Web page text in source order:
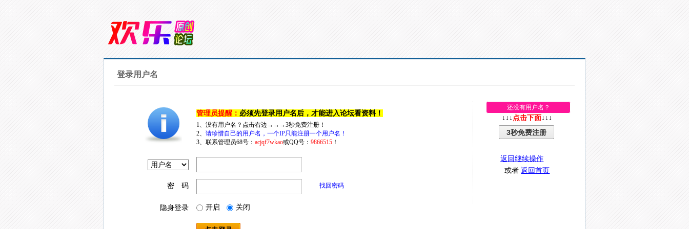
登录用户名
管理员提醒： 必须先登录用户名后，才能进入论坛看资料！
1、没有用户名？点击右边→→→3秒免费注册！
2、 请珍惜自己的用户名，一个IP只能注册一个用户名！
3、联系管理员68号： acjqf7wkao或QQ号： 9866515！
密 码 找回密码
隐身登录 开启 关闭
还没有用户名？
↓↓↓ 点击下面 ↓↓↓
3秒免费注册
返回继续操作
或者返回首页